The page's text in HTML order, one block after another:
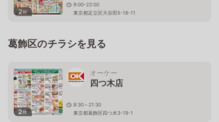
2枚
9:00-22:00
東京都足立区大谷田5-18-11
葛飾区のチラシを見る
2枚
オーケー
四つ木店
8:30～21:30
東京都葛飾区四つ木3-19-1